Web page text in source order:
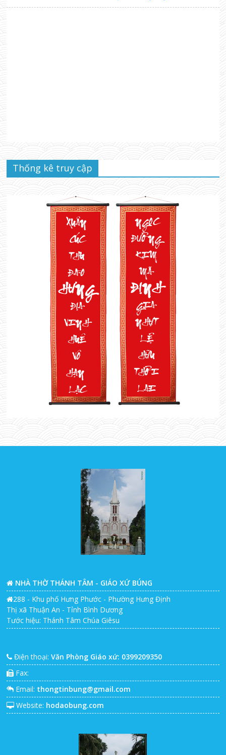
Thống kê truy cập
NHÀ THỜ THÁNH TÂM - GIÁO XỨ BÚNG
288 - Khu phố Hưng Phước - Phường Hưng Định
Thị xã Thuận An - Tỉnh Bình Dương
Tước hiệu: Thánh Tâm Chúa Giêsu
Điện thoại:Văn Phòng Giáo xứ: 0399209350
Fax:
Email: thongtinbung@gmail.com
Website: hodaobung.com